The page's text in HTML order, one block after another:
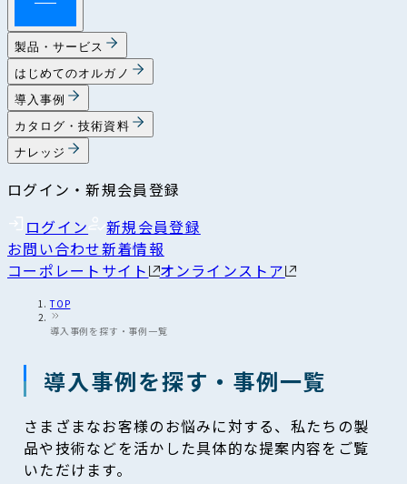
製品・サービス
はじめてのオルガノ
導入事例
カタログ・技術資料
ナレッジ
ログイン・新規会員登録
ログイン
新規会員登録
お問い合わせ新着情報
コーポレートサイト
オンラインストア
TOP
導入事例を探す・事例一覧
導入事例を探す・事例一覧
さまざまなお客様のお悩みに対する、私たちの製
品や技術などを活かした具体的な提案内容をご覧
いただけます。